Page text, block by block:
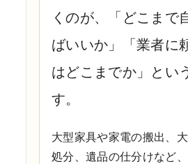
くのが、「どこまで
ばいいか」「業者に
はどこまでか」とい
す。
大型家具や家電の搬出、
処分、遺品の仕分けなど